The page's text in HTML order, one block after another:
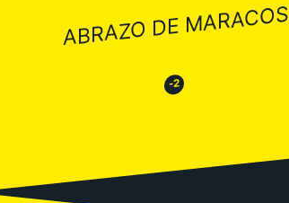
ABRAZO DE MARACOS
😒 -2 😂